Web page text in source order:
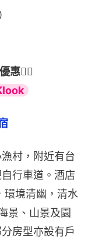
村，附近有台
行車道。酒店
環境清幽，清水
景、山景及園
房型亦設有戶